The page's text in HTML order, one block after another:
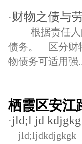
·财物之债与
根据责任人
债务。 区分财
物债务可适用强
栖霞区安江
·jld;l jd
jld;ljdkdjgkgk